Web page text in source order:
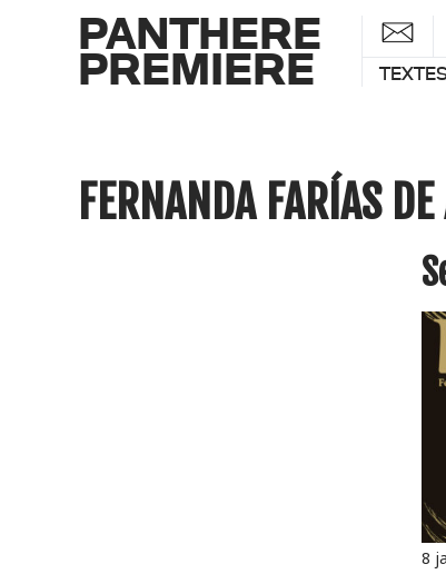
PANTHERE
PREMIERE
FERNANDA FARÍAS
8